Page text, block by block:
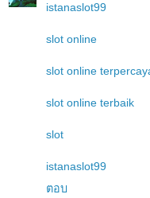
istanaslot99
slot online
slot online
slot online terbaik
slot
istanaslot99
ตอบ